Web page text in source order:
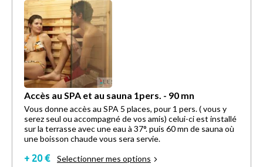
Accès au SPA et au sauna 1pers. - 90 mn
Vous donne accès au SPA 5 places, pour 1 pers. ( vous y
serez seul ou accompagné de vos amis) celui-ci est installé
sur la terrasse avec une eau à 37°. puis 60 mn de sauna où
une boisson chaude vous sera servie.
+ 20 € Selectionner mes options